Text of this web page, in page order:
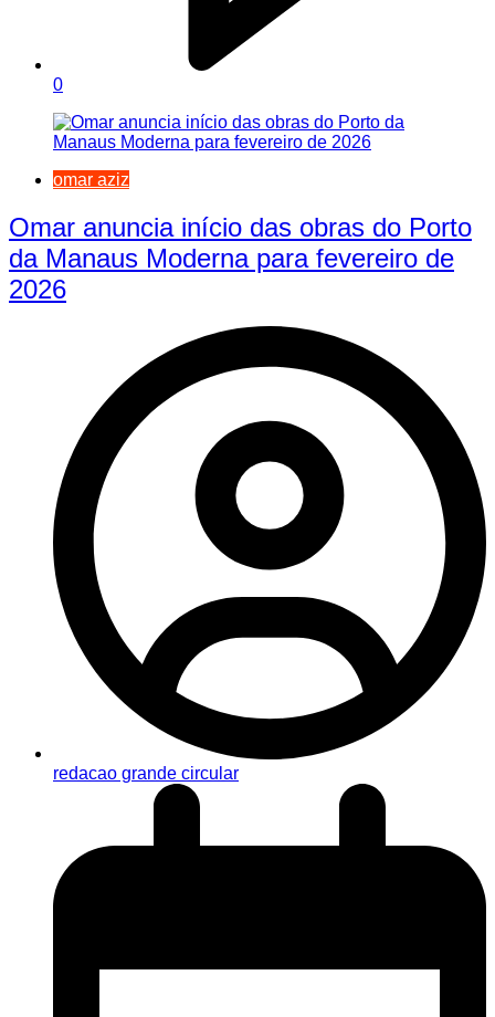
0
omar aziz
Omar anuncia início das obras do Porto
da Manaus Moderna para fevereiro de
2026
redacao grande circular